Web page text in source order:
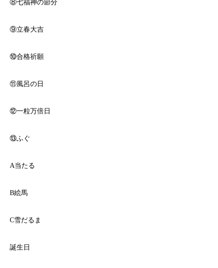
⑧七福神の節分
⑨立春大吉
⑩合格祈願
⑪風呂の日
⑫一粒万倍日
⑬ふぐ
A当たる
B絵馬
C雪だるま
誕生日